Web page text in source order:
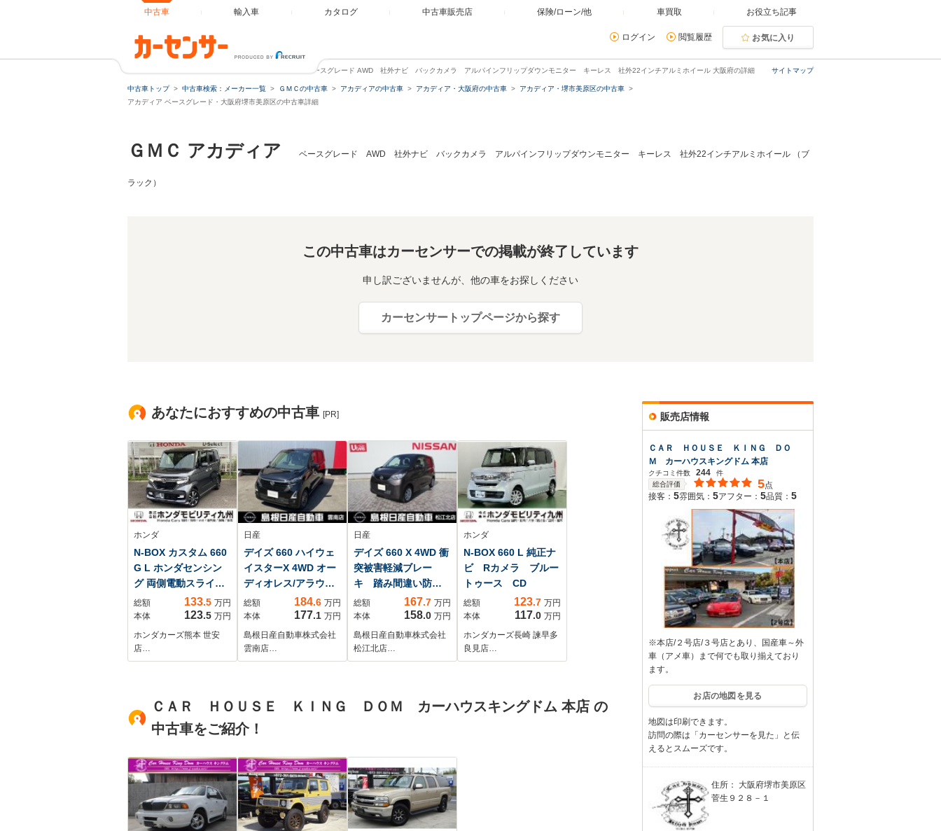
中古車 輸入車 カタログ 中古車販売店 保険/ローン/他 車買取 お役立ち記事
ログイン 閲覧履歴 お気に入り
サイトマップ
アカディア ベースグレード AWD 社外ナビ バックカメラ アルパインフリップダウンモニター キーレス 社外22インチアルミホイール 大阪府の詳細
中古車トップ 中古車検索：メーカー一覧 ＧＭＣの中古車 アカディアの中古車 アカディア・大阪府の中古車
アカディア・堺市美原区の中古車
アカディア ベースグレード・大阪府堺市美原区の中古車詳細
ＧＭＣ アカディア ベースグレード AWD 社外ナビ バックカメラ アルパインフリップダウンモニター キーレス 社外22インチアルミホイール （ブ
ラック）
この中古車はカーセンサーでの掲載が終了しています
申し訳ございませんが、他の車をお探しください
カーセンサートップページから探す
あなたにおすすめの中古車 [PR]
ホンダ
N-BOX カスタム 660
G L ホンダセンシン
グ 両側電動スライド
ドア 純正ナビ フ
ルセグ ETC
総額 133.5 万円
本体
123.5 万円
ホンダカーズ熊本 世安
店…
日産
デイズ 660 ハイウェ
イスターX 4WD オー
ディオレス/アラウン
ドビューモニター
総額 184.6 万円
本体
177.1 万円
島根日産自動車株式会社
雲南店…
日産
デイズ 660 X 4WD 衝
突被害軽減ブレー
キ 踏み間違い防止
付き
総額 167.7 万円
本体
158.0 万円
島根日産自動車株式会社
松江北店…
ホンダ
N-BOX 660 L 純正ナ
ビ Rカメラ ブルー
トゥース CD
総額 123.7 万円
本体
117.0 万円
ホンダカーズ長崎 諫早多
良見店…
ＣＡＲ ＨＯＵＳＥ ＫＩＮＧ ＤＯＭ カーハウスキングドム 本店 の
中古車をご紹介！
販売店情報
ＣＡＲ ＨＯＵＳＥ ＫＩＮＧ ＤＯ
Ｍ カーハウスキングドム 本店
クチコミ件数 244
件
総合評価
5点
接客： 5雰囲気： 5アフター： 5品質： 5
※本店/２号店/３号店とあり、国産車～外
車（アメ車）まで何でも取り揃えており
ます。
お店の地図を見る
地図は印刷できます。
訪問の際は「カーセンサーを見た」と伝
えるとスムーズです。
住所： 大阪府堺市美原区
菅生９２８－１